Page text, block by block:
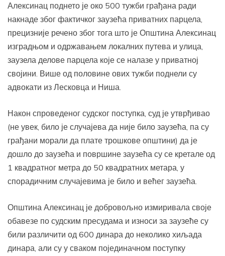
Алексинац поднето је око 500 тужби грађана ради
накнаде због фактичког заузећа приватних парцела,
прецизније речено због тога што је Општина Алексинац
изградњом и одржавањем локалних путева и улица,
заузела делове парцела које се налазе у приватној
својини. Више од половине ових тужби поднели су
адвокати из Лесковца и Ниша.
Након спроведеног судског поступка, суд је утврђивао
(не увек, било је случајева да није било заузећа, па су
грађани морали да плате трошкове општини) да је
дошло до заузећа и површине заузећа су се кретале од
1 квадратног метра до 50 квадратних метара, у
спорадичним случајевима је било и већег заузећа.
Општина Алексинац је добровољно измиривала своје
обавезе по судским пресудама и износи за заузеће су
били различити од 600 динара до неколико хиљада
динара, али су у сваком појединачном поступку